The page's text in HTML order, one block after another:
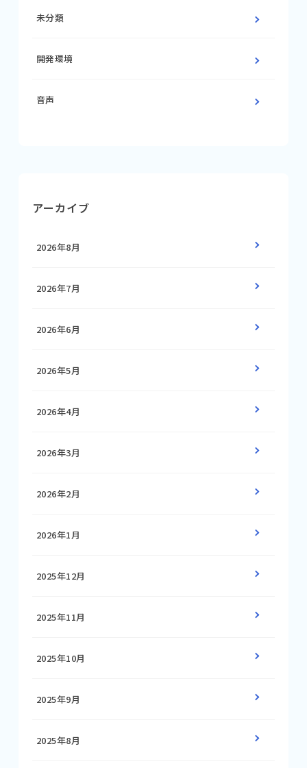
未分類
開発環境
音声
アーカイブ
2026年8月
2026年7月
2026年6月
2026年5月
2026年4月
2026年3月
2026年2月
2026年1月
2025年12月
2025年11月
2025年10月
2025年9月
2025年8月